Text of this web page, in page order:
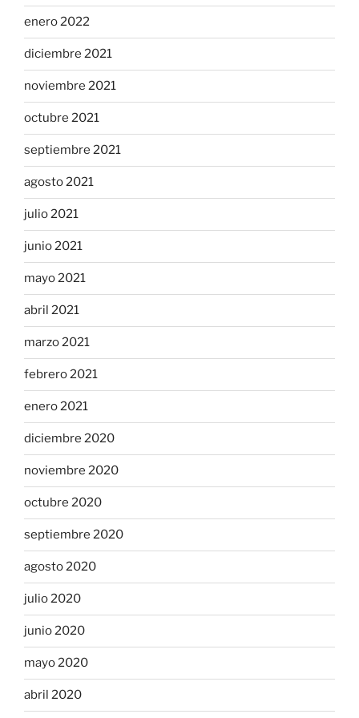
enero 2022
diciembre 2021
noviembre 2021
octubre 2021
septiembre 2021
agosto 2021
julio 2021
junio 2021
mayo 2021
abril 2021
marzo 2021
febrero 2021
enero 2021
diciembre 2020
noviembre 2020
octubre 2020
septiembre 2020
agosto 2020
julio 2020
junio 2020
mayo 2020
abril 2020